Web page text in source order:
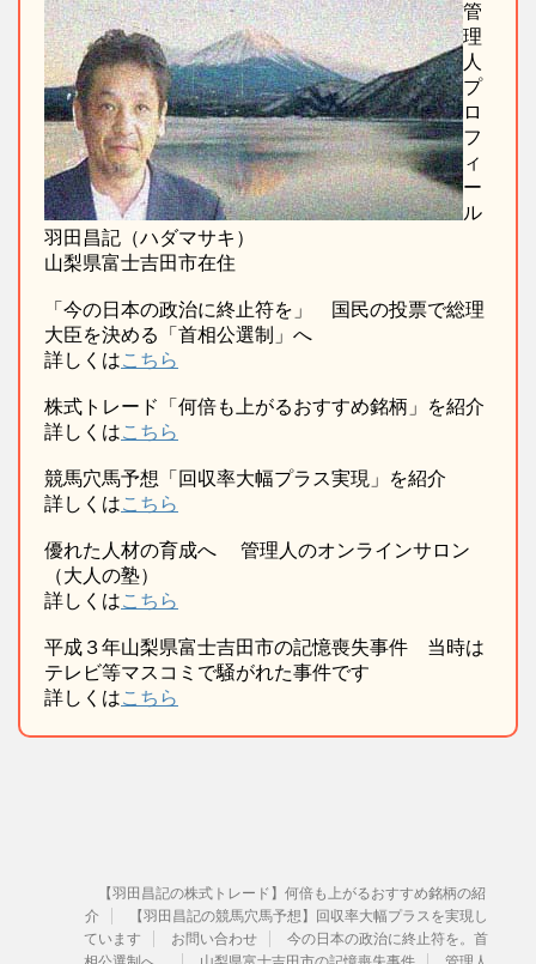
管
理
人
プ
ロ
フ
ィ
ー
ル
羽田昌記（ハダマサキ）
山梨県富士吉田市在住
「今の日本の政治に終止符を」 国民の投票で総理
大臣を決める「首相公選制」へ
詳しくはこちら
株式トレード「何倍も上がるおすすめ銘柄」を紹介
詳しくはこちら
競馬穴馬予想「回収率大幅プラス実現」を紹介
詳しくはこちら
優れた人材の育成へ 管理人のオンラインサロン
（大人の塾）
詳しくはこちら
平成３年山梨県富士吉田市の記憶喪失事件 当時は
テレビ等マスコミで騒がれた事件です
詳しくはこちら
【羽田昌記の株式トレード】何倍も上がるおすすめ銘柄の紹
介
【羽田昌記の競馬穴馬予想】回収率大幅プラスを実現し
ています
お問い合わせ
今の日本の政治に終止符を。首